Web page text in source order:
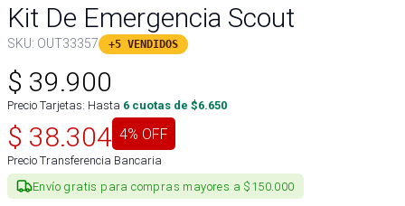
Kit De Emergencia Scout
SKU: OUT33357 +5 VENDIDOS
$ 39.900
Precio Tarjetas: Hasta 6 cuotas de $6.650
$ 38.304 4% OFF
Precio Transferencia Bancaria
Envío gratis para compras mayores a $150.000